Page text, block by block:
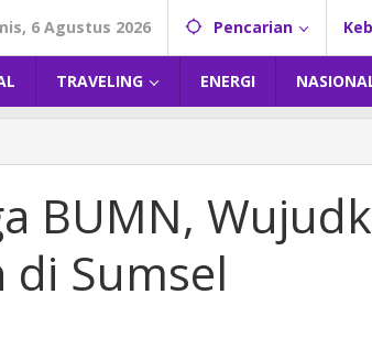
6 Agustus 2026 Pencarian
TRAVELING ENERGI
BUMN,
di Sumsel